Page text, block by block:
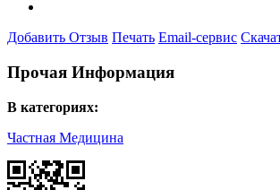
Добавить Отзыв Печать Email-сервис
Прочая Информация
В категориях:
Частная Медицина